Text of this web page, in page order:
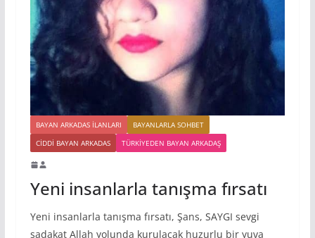
BAYAN ARKADAS ILANLARI
BAYANLARLA SOHBET
CIDDI BAYAN ARKADAS
TÜRKIYEDEN BAYAN ARKADAŞ
Yeni insanlarla tanışma fırsatı
Yeni insanlarla tanışma fırsatı, Şans, SAYGI sevgi
sadakat Allah yolunda kurulacak huzurlu bir yuva